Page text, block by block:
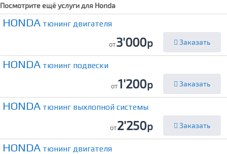
Посмотрите ещё услуги для Honda
HONDA тюнинг двигателя
от3'000р Заказать
HONDA тюнинг подвески
от1'200р Заказать
HONDA тюнинг выхлопной системы
от2'250р Заказать
HONDA тюнинг двигателя